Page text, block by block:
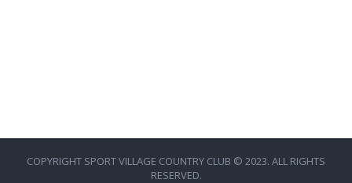
COPYRIGHT SPORT VILLAGE COUNTRY CLUB © 2023. ALL RIGHTS
RESERVED.